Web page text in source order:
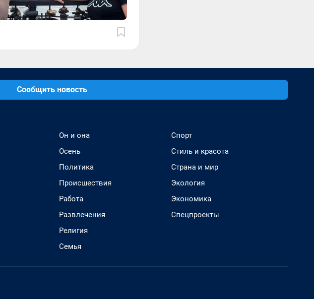
Сообщить новость
Он и она
Осень
Политика
Происшествия
Работа
Развлечения
Религия
Семья
Спорт
Стиль и красота
Страна и мир
Экология
Экономика
Спецпроекты